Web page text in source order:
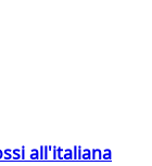
all'italiana